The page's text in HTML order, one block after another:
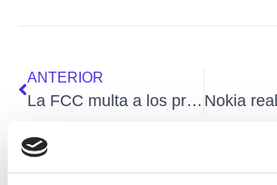
ANTERIOR
La FCC multa a los principales operadores móviles de EEUU con casi 200 millones de dólares por compartir datos de clientes